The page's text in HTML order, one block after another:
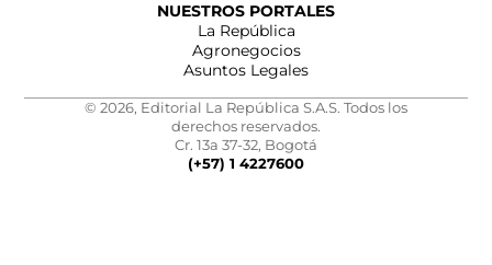
NUESTROS PORTALES
La República
Agronegocios
Asuntos Legales
© 2026, Editorial La República S.A.S. Todos los
derechos reservados.
Cr. 13a 37-32, Bogotá
(+57) 1 4227600